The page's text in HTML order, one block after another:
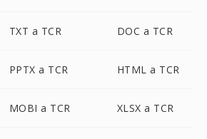
TXT a TCR DOC a TCR
PPTX a TCR HTML a TCR
MOBI a TCR XLSX a TCR